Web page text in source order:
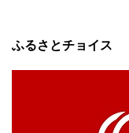
ふるさとチョイス